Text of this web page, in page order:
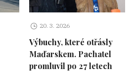
20. 3. 2026
Výbuchy, které otřásly
Maďarskem. Pachatel
promluvil po 27 letech